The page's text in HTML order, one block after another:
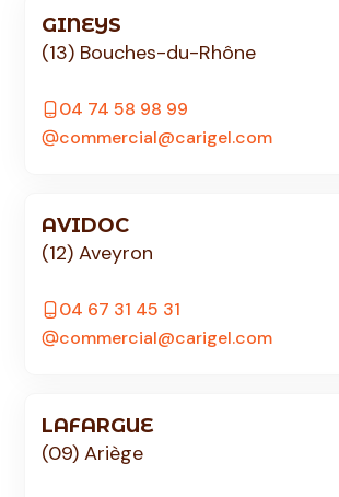
GINEYS
(13) Bouches-du-Rhône
04 74 58 98 99
commercial@carigel.com
AVIDOC
(12) Aveyron
04 67 31 45 31
commercial@carigel.com
LAFARGUE
(09) Ariège